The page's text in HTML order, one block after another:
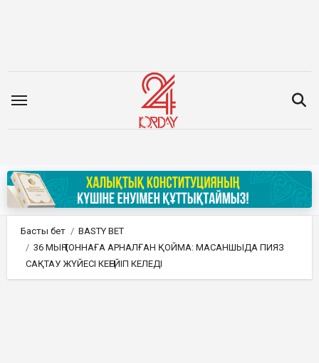
Басты бет
BASTY BET
36 МЫҢ ТОННАҒА АРНАЛҒАН ҚОЙМА: МАСАНШЫДА ПИЯЗ
САҚТАУ ЖҮЙЕСІ КЕҢЕЙІП КЕЛЕДІ